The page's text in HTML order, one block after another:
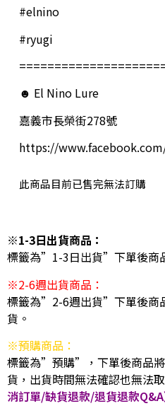
#elnino
#ryugi
☻ El Nino Lure
嘉義市長榮街278號
https://
此商品目前已售完無法訂購
※1-3日出貨商品：
標籤為”1-3日出貨”下單後商
※2-6週出貨商品：
標籤為”2-6週出貨”下單後商
貨。
※預購商品：
標籤為”預購”，下單後商品
貨，出貨時間無法確認也無法
消訂單/缺貨退款/退貨退款Q&A